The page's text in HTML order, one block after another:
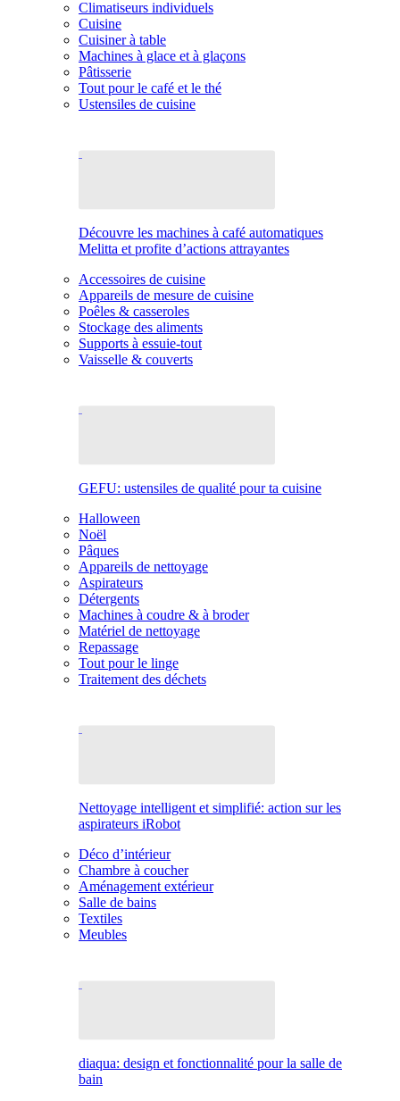
Climatiseurs individuels
Cuisine
Cuisiner à table
Machines à glace et à glaçons
Pâtisserie
Tout pour le café et le thé
Ustensiles de cuisine
Découvre les machines à café automatiques
Melitta et profite d’actions attrayantes
Accessoires de cuisine
Appareils de mesure de cuisine
Poêles & casseroles
Stockage des aliments
Supports à essuie-tout
Vaisselle & couverts
GEFU: ustensiles de qualité pour ta cuisine
Halloween
Noël
Pâques
Appareils de nettoyage
Aspirateurs
Détergents
Machines à coudre & à broder
Matériel de nettoyage
Repassage
Tout pour le linge
Traitement des déchets
Nettoyage intelligent et simplifié: action sur les
aspirateurs iRobot
Déco d’intérieur
Chambre à coucher
Aménagement extérieur
Salle de bains
Textiles
Meubles
diaqua: design et fonctionnalité pour la salle de
bain